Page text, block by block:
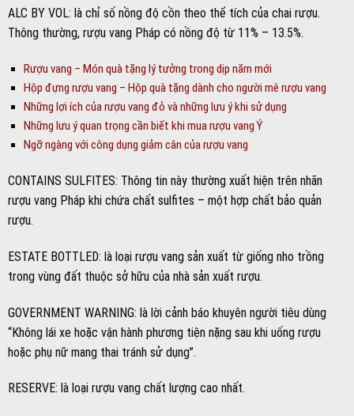
ALC BY VOL: là chỉ số nồng độ cồn theo thể tích của chai rượu.
Thông thường, rượu vang Pháp có nồng độ từ 11% – 13.5%.
Rượu vang – Món quà tặng lý tưởng trong dịp năm mới
Hộp đựng rượu vang – Hộp quà tặng dành cho người mê rượu vang
Những lợi ích của rượu vang đỏ và những lưu ý khi sử dụng
Những lưu ý quan trọng cần biết khi mua rượu vang Ý
Ngỡ ngàng với công dụng giảm cân của rượu vang
CONTAINS SULFITES: Thông tin này thường xuất hiện trên nhãn
rượu vang Pháp khi chứa chất sulfites – một hợp chất bảo quản
rượu.
ESTATE BOTTLED: là loại rượu vang sản xuất từ giống nho trồng
trong vùng đất thuộc sở hữu của nhà sản xuất rượu.
GOVERNMENT WARNING: là lời cảnh báo khuyên người tiêu dùng
“Không lái xe hoặc vận hành phương tiện nặng sau khi uống rượu
hoặc phụ nữ mang thai tránh sử dụng”.
RESERVE: là loại rượu vang chất lượng cao nhất.